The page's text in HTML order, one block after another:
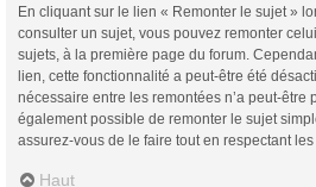
En cliquant sur le lien « Remonter le sujet »
consulter un sujet, vous pouvez remonter
sujets, à la première page du forum.
lien, cette fonctionnalité a peut-être été
nécessaire entre les remontées n’a peut-être
également possible de remonter le sujet
assurez-vous de le faire tout en respectant les
Haut